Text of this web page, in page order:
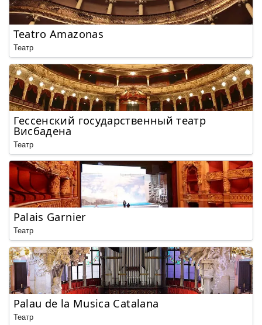
Teatro Amazonas
Театр
Гессенский государственный театр
Висбадена
Театр
Palais Garnier
Театр
Palau de la Musica Catalana
Театр